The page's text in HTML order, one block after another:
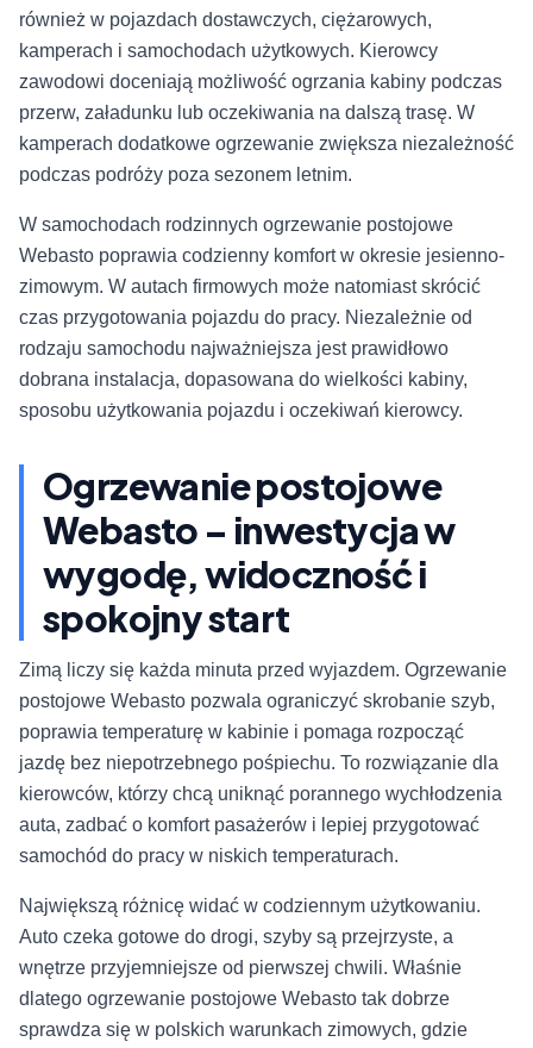
również w pojazdach dostawczych, ciężarowych,
kamperach i samochodach użytkowych. Kierowcy
zawodowi doceniają możliwość ogrzania kabiny podczas
przerw, załadunku lub oczekiwania na dalszą trasę. W
kamperach dodatkowe ogrzewanie zwiększa niezależność
podczas podróży poza sezonem letnim.
W samochodach rodzinnych ogrzewanie postojowe
Webasto poprawia codzienny komfort w okresie jesienno-
zimowym. W autach firmowych może natomiast skrócić
czas przygotowania pojazdu do pracy. Niezależnie od
rodzaju samochodu najważniejsza jest prawidłowo
dobrana instalacja, dopasowana do wielkości kabiny,
sposobu użytkowania pojazdu i oczekiwań kierowcy.
Ogrzewanie postojowe
Webasto – inwestycja w
wygodę, widoczność i
spokojny start
Zimą liczy się każda minuta przed wyjazdem. Ogrzewanie
postojowe Webasto pozwala ograniczyć skrobanie szyb,
poprawia temperaturę w kabinie i pomaga rozpocząć
jazdę bez niepotrzebnego pośpiechu. To rozwiązanie dla
kierowców, którzy chcą uniknąć porannego wychłodzenia
auta, zadbać o komfort pasażerów i lepiej przygotować
samochód do pracy w niskich temperaturach.
Największą różnicę widać w codziennym użytkowaniu.
Auto czeka gotowe do drogi, szyby są przejrzyste, a
wnętrze przyjemniejsze od pierwszej chwili. Właśnie
dlatego ogrzewanie postojowe Webasto tak dobrze
sprawdza się w polskich warunkach zimowych, gdzie